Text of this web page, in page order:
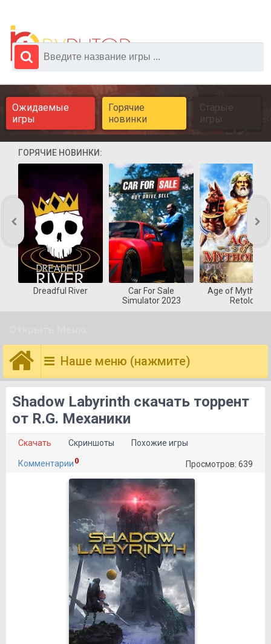
Ожидаемые
игры
Горячие
новинки
Старые
игры
ГОРЯЧИЕ НОВИНКИ:
Dreadful River
Car For Sale
Simulator 2023
Age of
Retold
Наше меню (нажмите)
Shadow Labyrinth скачать торрент
от R.G. Механики
Скачать Скриншоты Похожие игры
Комментарии 0 Просмотров: 639